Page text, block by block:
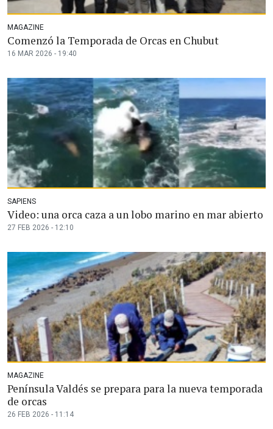
MAGAZINE
Comenzó la Temporada de Orcas en Chubut
16 MAR 2026 - 19:40
SAPIENS
Video: una orca caza a un lobo marino en mar abierto
27 FEB 2026 - 12:10
MAGAZINE
Península Valdés se prepara para la nueva temporada
de orcas
26 FEB 2026 - 11:14